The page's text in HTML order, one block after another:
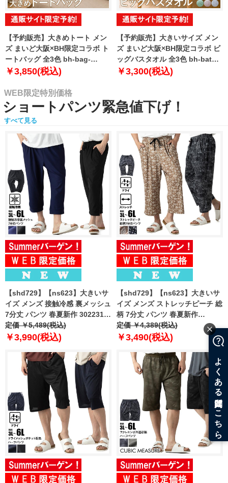
【予約販売】大きめトート メン
ズ まいど大阪×BH限定コラボ ト
ートバッグ 全3色 bh-bag-
sumo999【10月下旬発送予定】
￥3,850(税込)
【予約販売】大きいサイズ メン
ズ まいど大阪×BH限定コラボ ビ
ッグバスタオル 全3色 bh-bath-
sumo999【10月下旬発送予定】
￥3,300(税込)
WEB限定特別価格
ショートパンツ緊急値下げ！
すべて見る
【shd729】【ns623】大きいサ
イズ メンズ 接触冷感 裏メッシュ
7分丈 パンツ 春夏新作 302231az
【fre】
定価 ￥5,489(税込)
￥3,990(税込)
【shd729】【ns623】大きいサ
イズ メンズ ストレッチピーチ 総
柄 7分丈 パンツ 春夏新作
302249az 【fre】
定価 ￥4,389(税込)
￥3,490(税込)